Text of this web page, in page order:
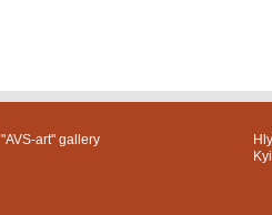
"AVS-art" gallery